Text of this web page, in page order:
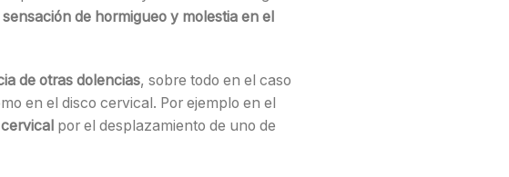
sensación de hormigueo y molestia en el
de otras dolencias, sobre todo en el caso
en el disco cervical. Por ejemplo en el
por el desplazamiento de uno de